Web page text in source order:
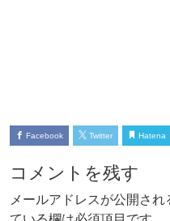
Facebook Twitter Hatena
コメントを残す
メールアドレスが公開され